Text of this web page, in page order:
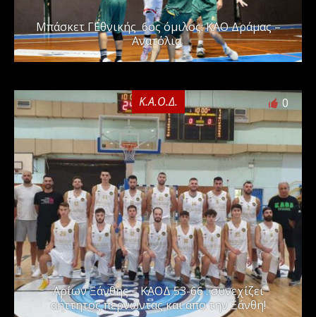
Μπάσκετ Γ΄Εθνικής 6ος όμιλος: ΚΑΟ Δράμας –
Ανατόλια
Κ.Α.Ο.Δ. 0
Αρίων Ξάνθης – ΚΑΟΔ 53-66 : συνεχίζει
αήττητος περνώντας και απο την Ξάνθη!